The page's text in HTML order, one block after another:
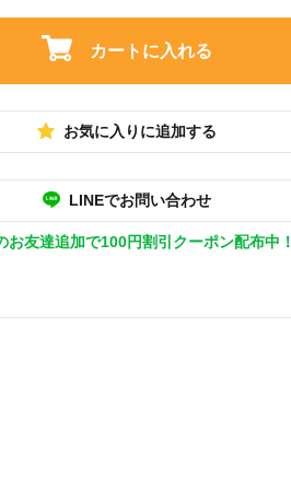
カートに入れる
お気に入りに追加する
LINEでお問い合わせ
お友達追加で100円割引クーポン配布中！